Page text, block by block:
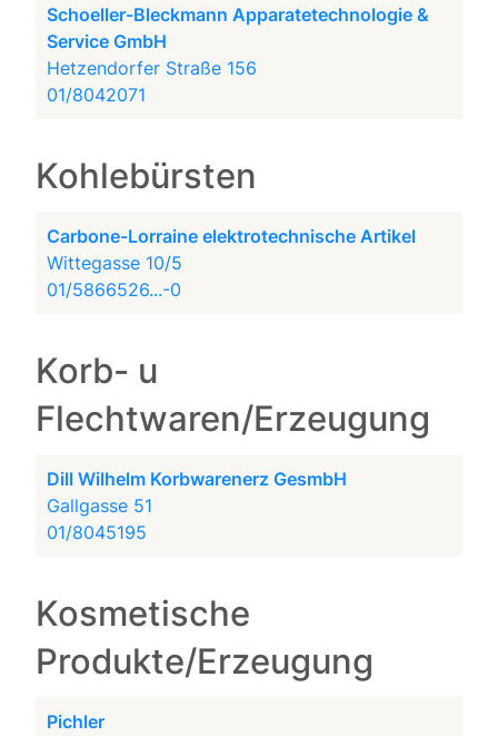
Schoeller-Bleckmann Apparatetechnologie &
Service GmbH
Hetzendorfer Straße 156
01/8042071
Kohlebürsten
Carbone-Lorraine elektrotechnische Artikel
Wittegasse 10/5
01/5866526...-0
Korb- u
Flechtwaren/Erzeugung
Dill Wilhelm Korbwarenerz GesmbH
Gallgasse 51
01/8045195
Kosmetische
Produkte/Erzeugung
Pichler